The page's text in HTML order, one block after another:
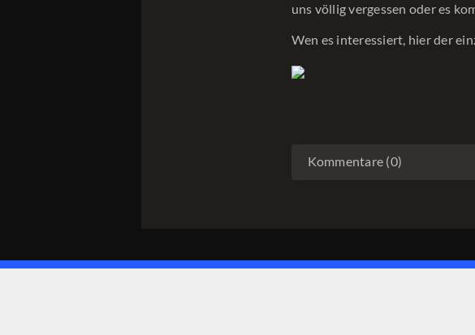
uns völlig vergessen oder es
Wen es interessiert, hier der
Kommentare (0)